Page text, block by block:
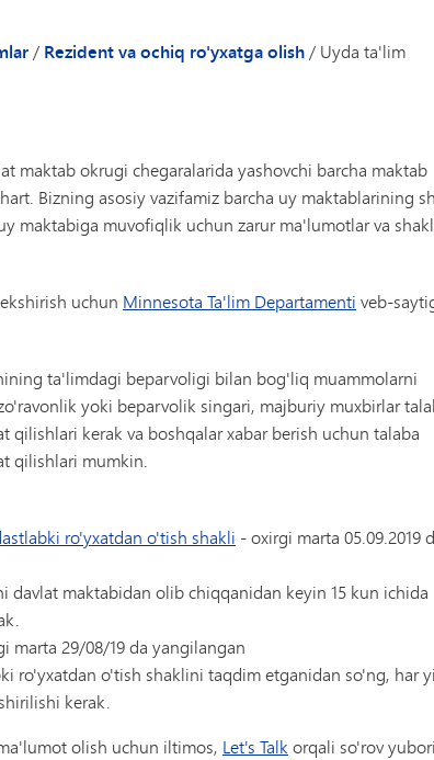
/ Rezident va ochiq ro'yxatga olish/ Uyda ta'lim
maktab okrugi chegaralarida yashovchi barcha maktab
Bizning asosiy vazifamiz barcha uy maktablarining
maktabiga muvofiqlik uchun zarur ma'lumotlar va
uchun Minnesota Ta'lim Departamenti veb-
ta'limdagi beparvoligi bilan bog'liq muammolarni
yoki beparvolik singari, majburiy muxbirlar
kerak va boshqalar xabar berish uchun talaba
qilishlari mumkin.
ro'yxatdan o'tish shakli - oxirgi marta 05.09.2019
davlat maktabidan olib chiqqanidan keyin 15 kun ichida
marta 29/08/19 da yangilangan
ro'yxatdan o'tish shaklini taqdim etganidan so'ng, har
kerak.
olish uchun iltimos, Let's Talk orqali so'rov